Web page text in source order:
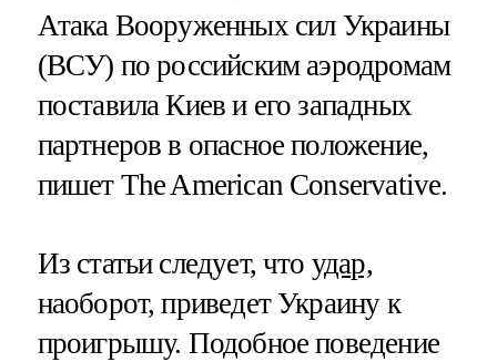
Атака Вооруженных сил Украины
(ВСУ) по российским аэродромам
поставила Киев и его западных
партнеров в опасное положение,
пишет The American Conservative.
Из статьи следует, что удар,
наоборот, приведет Украину к
проигрышу. Подобное поведение